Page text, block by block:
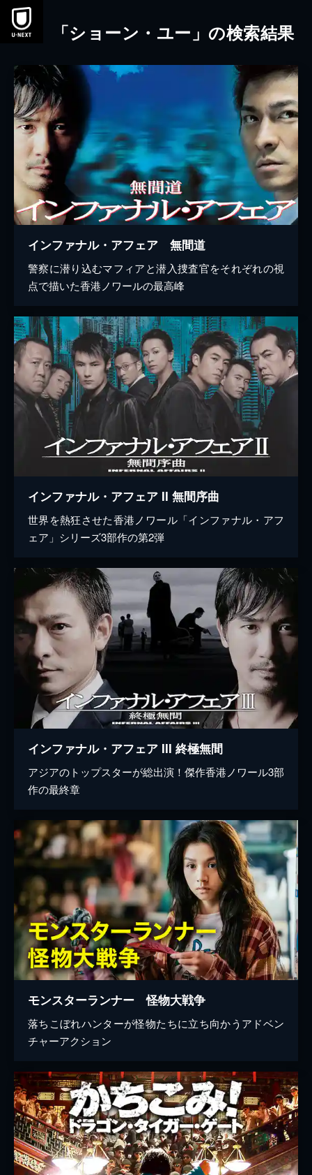
本文へスキップ
「ショーン・ユー」の検索結果
インファナル・アフェア 無間道
警察に潜り込むマフィアと潜入捜査官をそれぞれの視
点で描いた香港ノワールの最高峰
インファナル・アフェア II 無間序曲
世界を熱狂させた香港ノワール「インファナル・アフ
ェア」シリーズ3部作の第2弾
インファナル・アフェア III 終極無間
アジアのトップスターが総出演！傑作香港ノワール3部
作の最終章
モンスターランナー 怪物大戦争
落ちこぼれハンターが怪物たちに立ち向かうアドベン
チャーアクション